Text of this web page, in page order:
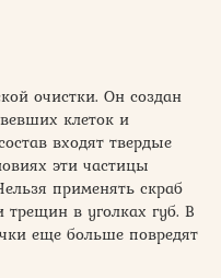
очистки. Он создан
клеток и
входят твердые
эти частицы
применять скраб
в уголках губ. В
еще больше повредят